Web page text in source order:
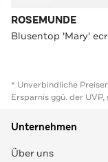
ROSEMUNDE
Blusentop 'Mary'
* Unverbindliche
Ersparnis ggü. der
Unternehmen
Über uns